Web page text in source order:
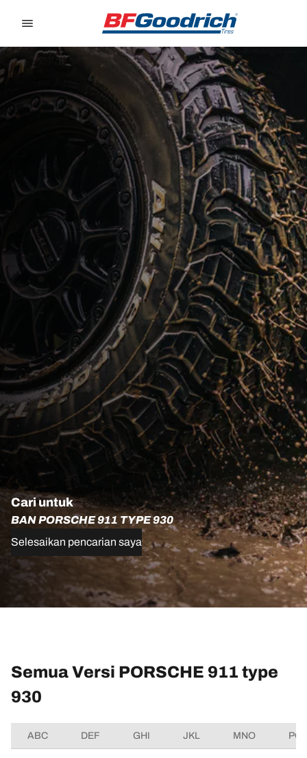
Cari untuk
BAN PORSCHE 911 TYPE 930
Selesaikan pencarian saya
Semua Versi PORSCHE 911 type
930
ABC DEF GHI JKL MNO